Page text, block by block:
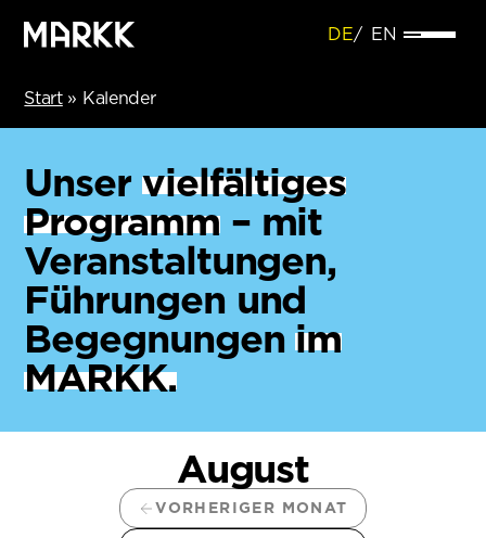
DE EN
Start» Kalender
Unser vielfältiges
Programm– mit
Veranstaltungen,
Führungen und
Begegnungenim
MARKK.
August
VORHERIGER MONAT